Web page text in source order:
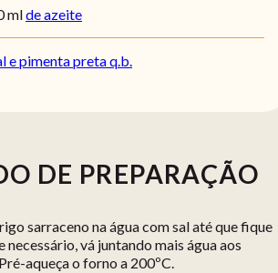
mlde azeite
e pimenta preta q.b.
DE PREPARAÇÃO
sarraceno na água com sal até que fique
necessário, vá juntando mais água aos
aqueça o forno a 200ºC.